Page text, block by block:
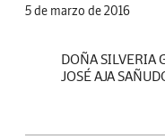
5 de marzo de 2016
DOÑA SILVERIA
JOSÉ AJA